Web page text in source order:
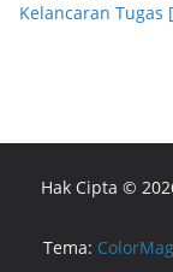
Kelancaran Tugas
Hak Cipta ©
Tema: ColorMag